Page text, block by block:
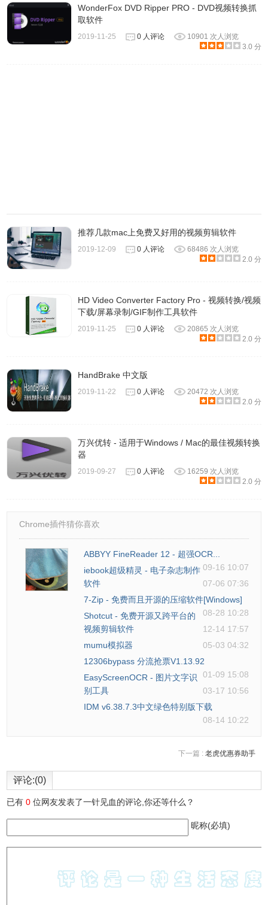
2、上面命令中，五个部分的参数依次如下。
全局参数
输入文件参数
4、下面是一个例子。
$ ffmpeg \
-i input.mp4 \ # 输入文件
-c:v libvpx-vp9 -c:a libvorbis \ # 输出文件参数
器格式。输入的 mp4 文件的音频编码格式是 aac，视频编码
格式是 H.264；输出的 webm 文件的视频编码格式是 VP9，
音频格式是 Vorbis。如果不指明编码格式，FFmpeg 会自己
的样子。
$ ffmpeg -i input.avi output.mp4
三、常用命令行参数
-c copy：直接复制，不经过重新编码（这样比较快）
-c:a：指定音频编码器
-i：指定输入文件
-an：去除音频流
-preset：指定输出的视频质量，会影响文件的生成速度，有
以下几个可用的值 ultrafast, superfast, veryfast, faster, fast,
medium, slow, slower, veryslow。
-y：不经过确认，输出时直接覆盖同名文件。
下面介绍 FFmpeg 几种常见用法。
$ ffmpeg -i input.mp4
2、转换编码格式
种编码转成另一种编码。比如转成 H.264 编码，一般使用编
WonderFox DVD Ripper PRO - DVD视频转换抓
取软件
2019-11-25 0 人评论
10901 次人浏览
3.0 分
推荐几款mac上免费又好用的视频剪辑软件
2019-12-09 0 人评论
68486 次人浏览
2.0 分
HD Video Converter Factory Pro - 视频转换/视频
下载/屏幕录制/GIF制作工具软件
2019-11-25 0 人评论
20865 次人浏览
2.0 分
HandBrake 中文版
2019-11-22 0 人评论
20472 次人浏览
2.0 分
万兴优转 - 适用于Windows / Mac的最佳视频转换
器
2019-09-27 0 人评论
16259 次人浏览
2.0 分
Chrome插件猜你喜欢
ABBYY FineReader 12 - 超强OCR...
09-16 10:07
iebook超级精灵 - 电子杂志制作
软件
07-06 07:36
7-Zip - 免费而且开源的压缩软件[Windows]
08-28 10:28
Shotcut - 免费开源又跨平台的
视频剪辑软件
12-14 17:57
mumu模拟器
05-03 04:32
12306bypass 分流抢票V1.13.92
01-09 15:08
EasyScreenOCR - 图片文字识
别工具
03-17 10:56
IDM v6.38.7.3中文绿色特别版下载
08-14 10:22
下一篇 : 老虎优惠券助手
评论:(0)
已有0 位网友发表了一针见血的评论,你还等什么？
昵称(必填)